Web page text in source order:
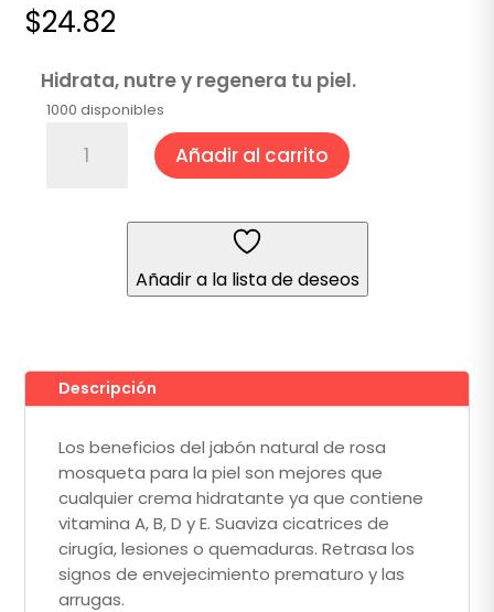
$24.82
Hidrata, nutre y regenera tu piel.
1000 disponibles
Añadir al carrito
Añadir a la lista de deseos
Descripción
Los beneficios del jabón natural de rosa
mosqueta para la piel son mejores que
cualquier crema hidratante ya que contiene
vitamina A, B, D y E. Suaviza cicatrices de
cirugía, lesiones o quemaduras. Retrasa los
signos de envejecimiento prematuro y las
arrugas.